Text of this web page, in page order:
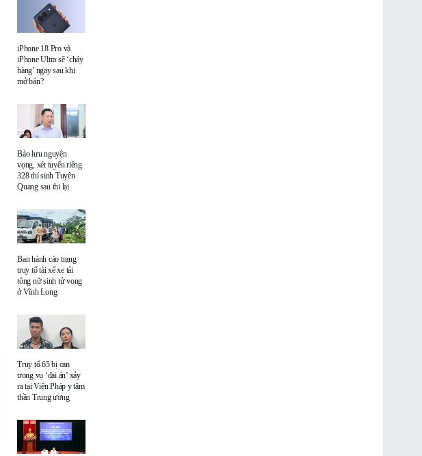
iPhone 18 Pro và
iPhone Ultra sẽ ‘cháy
hàng’ ngay sau khi
mở bán?
Bảo lưu nguyện
vọng, xét tuyển riêng
328 thí sinh Tuyên
Quang sau thi lại
Ban hành cáo trạng
truy tố tài xế xe tải
tông nữ sinh tử vong
ở Vĩnh Long
Truy tố 65 bị can
trong vụ ‘đại án’ xảy
ra tại Viện Pháp y tâm
thần Trung ương